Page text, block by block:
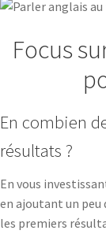
Focus
En combien
résultats ?
En vous
en ajoutant un peu
les premiers